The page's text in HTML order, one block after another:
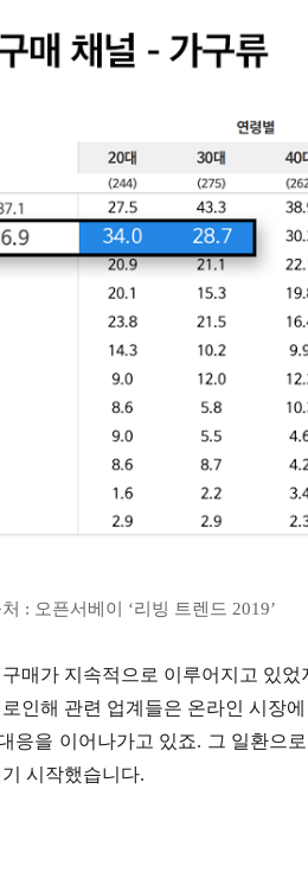
: 오픈서베이 ‘리빙 트렌드 2019’
매가 지속적으로 이루어지고 있
인해 관련 업계들은 온라인 시장
응을 이어나가고 있죠. 그 일환으
시작했습니다.